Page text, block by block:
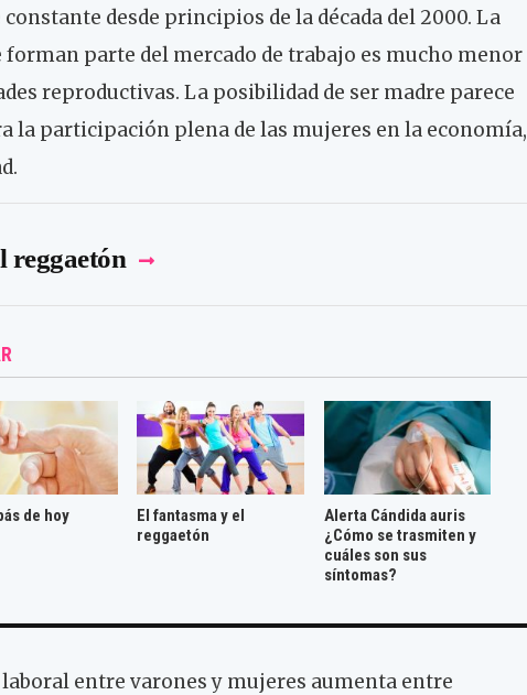
desde principios de la década del 2000. La
parte del mercado de trabajo es mucho menor
reproductivas. La posibilidad de ser madre parece
la participación plena de las mujeres en la economía,
reggaetón
de hoy
El fantasma y el
reggaetón
Alerta Cándida auris
¿Cómo se trasmiten y
cuáles son sus
síntomas?
entre varones y mujeres aumenta entre